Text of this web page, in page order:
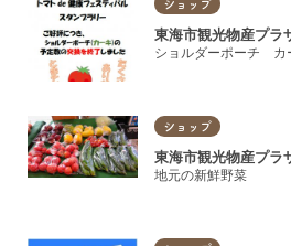
フルーツ狩り
体験
アミューズメント・レジャー
温泉
ショップ
東海市観光物産プラ
ショルダーポーチ カ
ショップ
東海市観光物産プラ
地元の新鮮野菜